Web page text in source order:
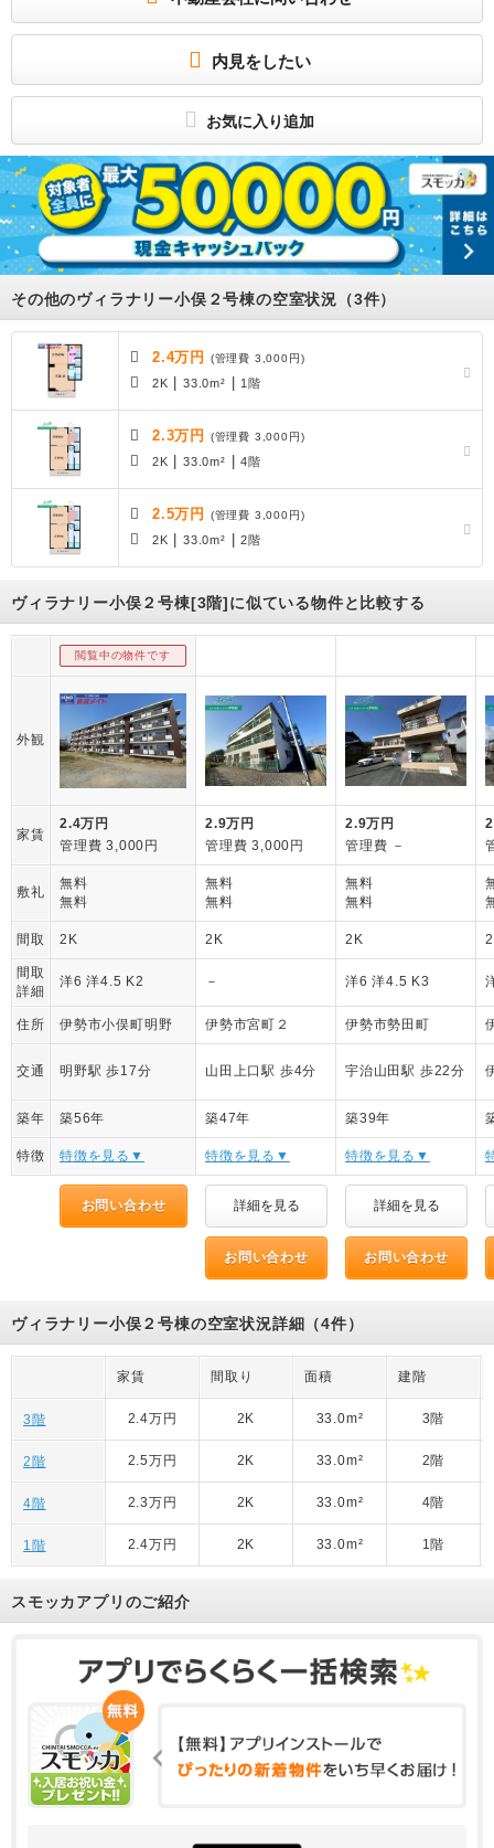
暑い夏・寒い冬に大活躍のエアコン♪エアコン付き物件ならオールシーズン快適に過
ごせます◎
東海不動産公正取引協議会加盟
内見をしたい
お気に入り追加
その他のヴィラナリー小俣２号棟の空室状況（3件）
2.4万円 (管理費 3,000円)
2K |33.0m² | 1階
2.3万円 (管理費 3,000円)
2K |33.0m² |4階
2.5万円 (管理費 3,000円)
2K |33.0m² |2階
ヴィラナリー小俣２号棟[3階]に似ている物件と比較する
閲覧中の物件です
外観
家賃
2.4万円
管理費 3,000円
2.9万円
管理費 3,000円
2.9万円
管理費 －
敷礼
無料
無料
無料
無料
無料
無料
間取 2K 2K 2K
間取
詳細
洋6 洋4.5 K2 － 洋6 洋4.5 K3
住所 伊勢市小俣町明野 伊勢市宮町２ 伊勢市勢田町
交通 明野駅 歩17分 山田上口駅 歩4分 宇治山田駅 歩22分
築年 築56年 築47年 築39年
特徴 特徴を見る▼ 特徴を見る▼ 特徴を見る▼
お問い合わせ 詳細を見る 詳細を見る
お問い合わせ お問い合わせ
ヴィラナリー小俣２号棟の空室状況詳細（4件）
家賃 間取り 面積 建階
3階 2.4万円 2K 33.0m² 3階
2階 2.5万円 2K 33.0m² 2階
4階 2.3万円 2K 33.0m² 4階
1階 2.4万円 2K 33.0m² 1階
スモッカアプリのご紹介